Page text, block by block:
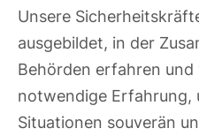
Unsere
ausgebildet, in der
Behörden erfahren
notwendige Erfahrung,
Situationen souverän